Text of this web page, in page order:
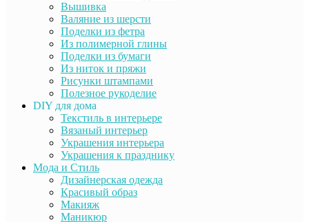
Вышивка
Валяние из шерсти
Поделки из фетра
Из полимерной глины
Поделки из бумаги
Из ниток и пряжи
Рисунки штампами
Полезное рукоделие
DIY для дома
Текстиль в интерьере
Вязаный интерьер
Украшения интерьера
Украшения к празднику
Мода и Стиль
Дизайнерская одежда
Красивый образ
Макияж
Маникюр